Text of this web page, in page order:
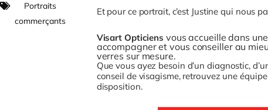
Portraits
commerçants
Et pour ce portrait, c’est Justine qui nous
Visart Opticiens vous accueille dans
accompagner et vous conseiller au
verres sur mesure.
Que vous ayez besoin d’un diagnostic,
conseil de visagisme, retrouvez une
disposition.